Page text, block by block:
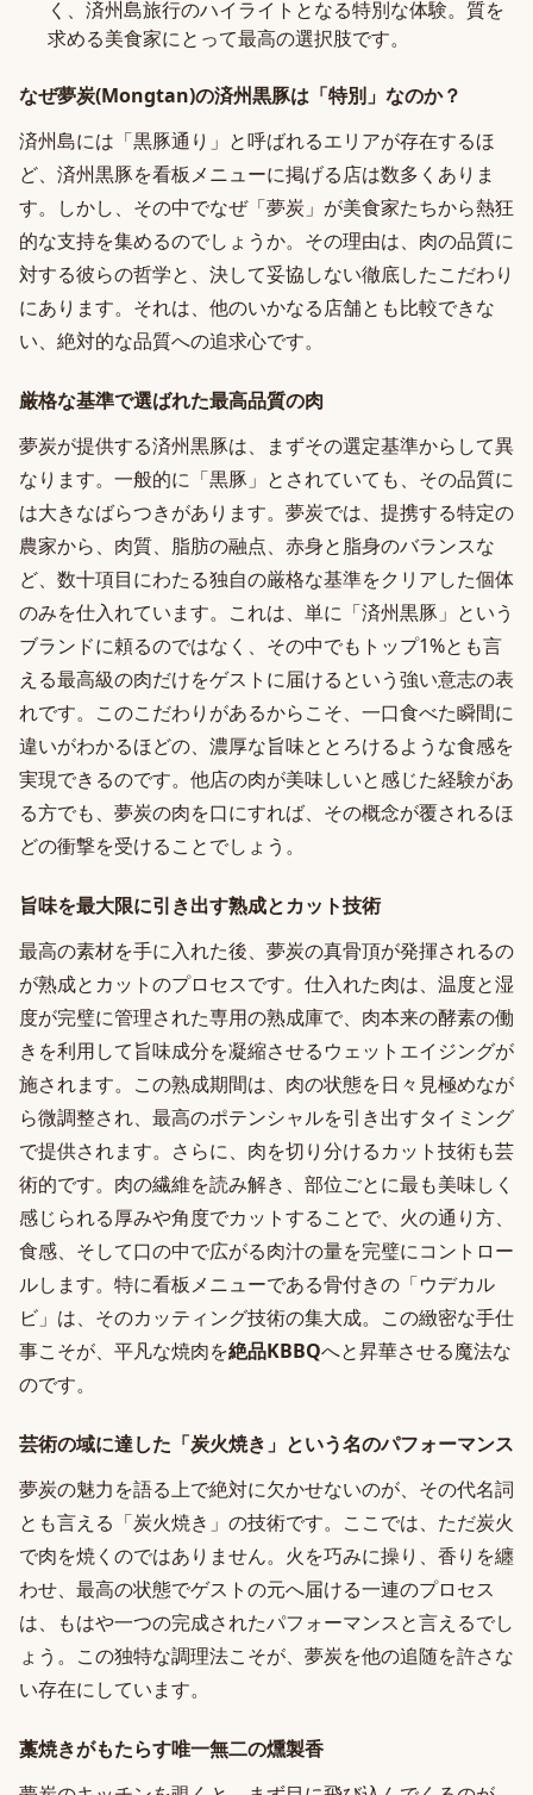
く、済州島旅行のハイライトとなる特別な体験。質を
求める美食家にとって最高の選択肢です。
なぜ夢炭(Mongtan)の済州黒豚は「特別」なのか？
済州島には「黒豚通り」と呼ばれるエリアが存在するほ
ど、済州黒豚を看板メニューに掲げる店は数多くありま
す。しかし、その中でなぜ「夢炭」が美食家たちから熱狂
的な支持を集めるのでしょうか。その理由は、肉の品質に
対する彼らの哲学と、決して妥協しない徹底したこだわり
にあります。それは、他のいかなる店舗とも比較できな
い、絶対的な品質への追求心です。
厳格な基準で選ばれた最高品質の肉
夢炭が提供する済州黒豚は、まずその選定基準からして異
なります。一般的に「黒豚」とされていても、その品質に
は大きなばらつきがあります。夢炭では、提携する特定の
農家から、肉質、脂肪の融点、赤身と脂身のバランスな
ど、数十項目にわたる独自の厳格な基準をクリアした個体
のみを仕入れています。これは、単に「済州黒豚」という
ブランドに頼るのではなく、その中でもトップ1%とも言
える最高級の肉だけをゲストに届けるという強い意志の表
れです。このこだわりがあるからこそ、一口食べた瞬間に
違いがわかるほどの、濃厚な旨味ととろけるような食感を
実現できるのです。他店の肉が美味しいと感じた経験があ
る方でも、夢炭の肉を口にすれば、その概念が覆されるほ
どの衝撃を受けることでしょう。
旨味を最大限に引き出す熟成とカット技術
最高の素材を手に入れた後、夢炭の真骨頂が発揮されるの
が熟成とカットのプロセスです。仕入れた肉は、温度と湿
度が完璧に管理された専用の熟成庫で、肉本来の酵素の働
きを利用して旨味成分を凝縮させるウェットエイジングが
施されます。この熟成期間は、肉の状態を日々見極めなが
ら微調整され、最高のポテンシャルを引き出すタイミング
で提供されます。さらに、肉を切り分けるカット技術も芸
術的です。肉の繊維を読み解き、部位ごとに最も美味しく
感じられる厚みや角度でカットすることで、火の通り方、
食感、そして口の中で広がる肉汁の量を完璧にコントロー
ルします。特に看板メニューである骨付きの「ウデカル
ビ」は、そのカッティング技術の集大成。この緻密な手仕
事こそが、平凡な焼肉を絶品KBBQへと昇華させる魔法な
のです。
芸術の域に達した「炭火焼き」という名のパフォーマンス
夢炭の魅力を語る上で絶対に欠かせないのが、その代名詞
とも言える「炭火焼き」の技術です。ここでは、ただ炭火
で肉を焼くのではありません。火を巧みに操り、香りを纏
わせ、最高の状態でゲストの元へ届ける一連のプロセス
は、もはや一つの完成されたパフォーマンスと言えるでし
ょう。この独特な調理法こそが、夢炭を他の追随を許さな
い存在にしています。
藁焼きがもたらす唯一無二の燻製香